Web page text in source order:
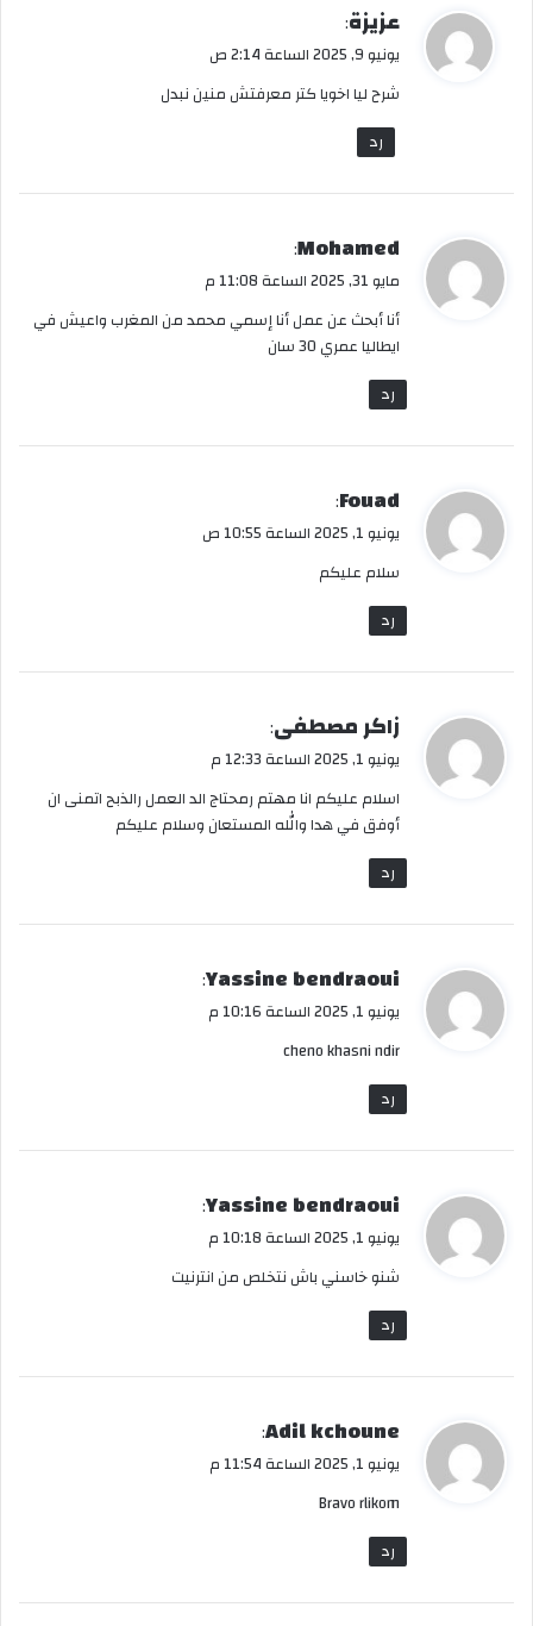
ي
و
ل
عزيزة:
يونيو 9, 2025 الساعة 2:14 ص
شرح ليا اخويا كتر معرفتش منين نبدل
رد
ي
ل
Mohamed
:
مايو 31, 2025 الساعة 11:08 م
أنا أبحث عن عمل أنا إسمي محمد من المغرب واعيش في
ايطاليا عمري 30 سان
رد
ي
و
ل
Fouad
:
يونيو 1, 2025 الساعة 10:55 ص
سلام عليكم
رد
ي
ق
و
ل
زاكر مصطفى:
يونيو 1, 2025 الساعة 12:33 م
اسلام عليكم انا مهتم رمحتاج الد العمل رالذبح اتمنى ان
أوفق في هدا والله المستعان وسلام عليكم
رد
ي
و
ل
Yassine bendraoui
:
يونيو 1, 2025 الساعة 10:16 م
cheno khasni ndir
رد
ي
و
ل
Yassine bendraoui
:
يونيو 1, 2025 الساعة 10:18 م
شنو خاسني باش نتخلص من انترنيت
رد
ي
و
ل
Adil kchoune
:
يونيو 1, 2025 الساعة 11:54 م
Bravo rlikom
رد